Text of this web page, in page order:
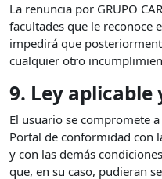
La renuncia por GRUPO
facultades que le reconoce
impedirá que
cualquier otro
9. Ley aplicable
El usuario se compromete
Portal de conformidad con
y con las demás
que, en su caso, pudieran